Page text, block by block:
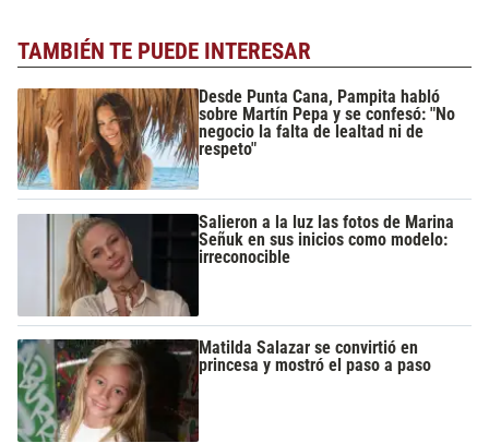
TAMBIÉN TE PUEDE INTERESAR
Desde Punta Cana, Pampita habló
sobre Martín Pepa y se confesó: "No
negocio la falta de lealtad ni de
respeto"
Salieron a la luz las fotos de Marina
Señuk en sus inicios como modelo:
irreconocible
Matilda Salazar se convirtió en
princesa y mostró el paso a paso